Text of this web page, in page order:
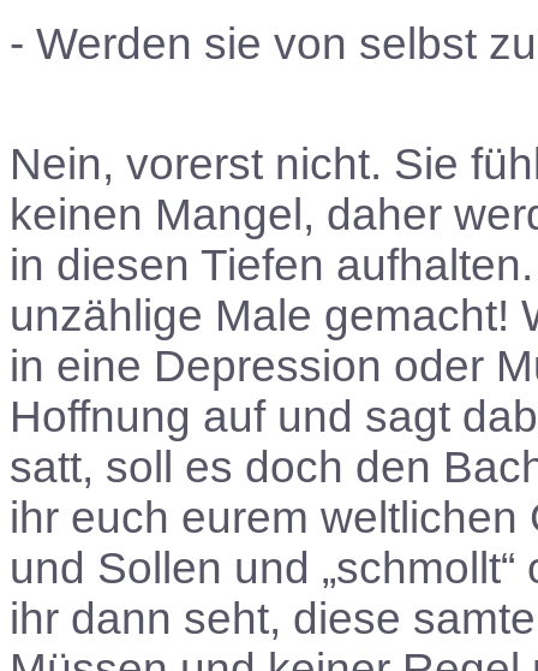
- Werden sie von selbst
Nein, vorerst nicht. Sie
keinen Mangel, daher
in diesen Tiefen
unzählige Male gemacht!
in eine Depression oder
Hoffnung auf und sagt
satt, soll es doch den
ihr euch eurem
und Sollen und
ihr dann seht, diese